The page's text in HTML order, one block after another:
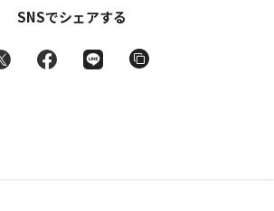
SNSでシェアする